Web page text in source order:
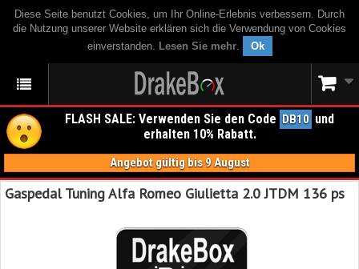
Diese Seite benutzt Cookies, um Ihr Online-Erlebnis verbessern. Durch
die Nutzung unserer Website erklären sich die Verwendung von Cookies
einverstanden. Lesen Sie mehr. Ok
FLASH SALE: Verwenden Sie den Code DB10 und
erhalten 10% Rabatt.
Angebot gültig bis 9 August
Gaspedal Tuning Alfa Romeo Giulietta 2.0 JTDM 136 ps